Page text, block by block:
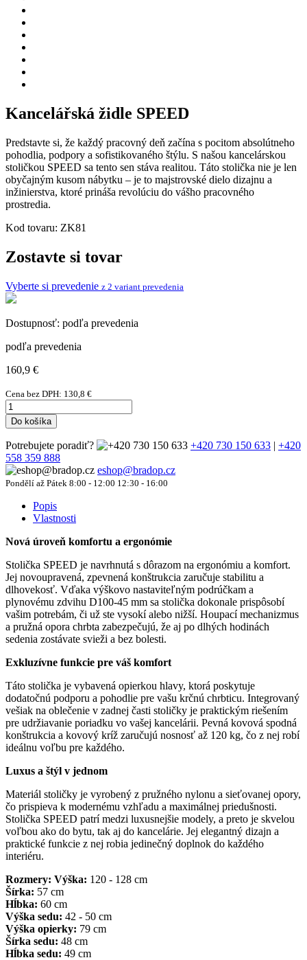
Kancelářská židle SPEED
Predstavte si, že každý pracovný deň začína s pocitom absolútneho
pohodlia, podpory a sofistikovaného štýlu. S našou kancelárskou
stoličkou SPEED sa tento sen stáva realitou. Táto stolička nie je len
obyčajným kusom nábytku – je to majstrovské dielo dizajnu a
inžinierstva, ktoré prináša revolúciu do vášho pracovného
prostredia.
Kod tovaru: ZK81
Zostavte si tovar
Vyberte si prevedenie z 2 variant prevedenia
Dostupnosť: podľa prevedenia
podľa prevedenia
160,9 €
Cena bez DPH: 130,8 €
Do košíka
Potrebujete poradiť? +420 730 150 633 | +420
558 359 888
eshop@bradop.cz
Pondělí až Pátek 8:00 - 12:00 12:30 - 16:00
Popis
Vlastnosti
Nová úroveň komfortu a ergonómie
Stolička SPEED je navrhnutá s dôrazom na ergonómiu a komfort.
Jej novoupravená, zpevnená konštrukcia zaručuje stabilitu a
dlhovekosť. Vďaka výškovo nastaviteľným podrúčkam a
plynovému zdvihu D100-45 mm sa stolička dokonale prispôsobí
vašim potrebám, či už ste vysokí alebo nižší. Houpací mechanizmus
a pružná opora chrbta zabezpečujú, že aj po dlhých hodinách
sedenia zostávate svieži a bez bolesti.
Exkluzívne funkcie pre váš komfort
Táto stolička je vybavená opierkou hlavy, ktorá poskytuje
dodatočnú podporu a pohodlie pre vašu krčnú chrbticu. Integrovaný
vešiak na oblečenie v zadnej časti stoličky je praktickým riešením
pre udržiavanie poriadku vo vašej kancelárii. Pevná kovová spodná
konštrukcia a kovový kríž zaručujú nosnosť až 120 kg, čo z nej robí
ideálnu voľbu pre každého.
Luxus a štýl v jednom
Materiál stoličky je vyrobený z pružného nylonu a sieťovanej opory,
čo prispieva k modernému vzhľadu a maximálnej priedušnosti.
Stolička SPEED patrí medzi luxusnejšie modely, a preto je skvelou
voľbou ako do bytu, tak aj do kancelárie. Jej elegantný dizajn a
praktické funkcie z nej robia jedinečný doplnok do každého
interiéru.
Rozmery: Výška: 120 - 128 cm
Šírka: 57 cm
Hĺbka: 60 cm
Výška sedu: 42 - 50 cm
Výška opierky: 79 cm
Šírka sedu: 48 cm
Hĺbka sedu: 49 cm